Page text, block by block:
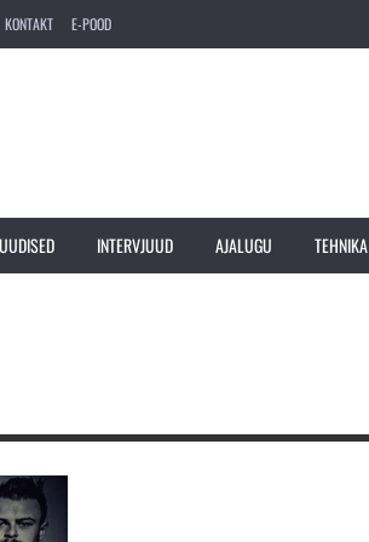
KONTAKT E-POOD
UUDISED INTERVJUUD AJALUGU TEHNIKA